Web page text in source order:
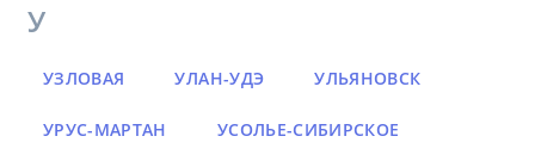
У
УЗЛОВАЯ УЛАН-УДЭ УЛЬЯНОВСК
УРУС-МАРТАН УСОЛЬЕ-СИБИРСКОЕ